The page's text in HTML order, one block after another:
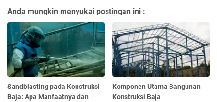
Anda mungkin menyukai postingan ini :
Sandblasting pada Konstruksi
Baja: Apa Manfaatnya dan
Komponen Utama Bangunan
Konstruksi Baja